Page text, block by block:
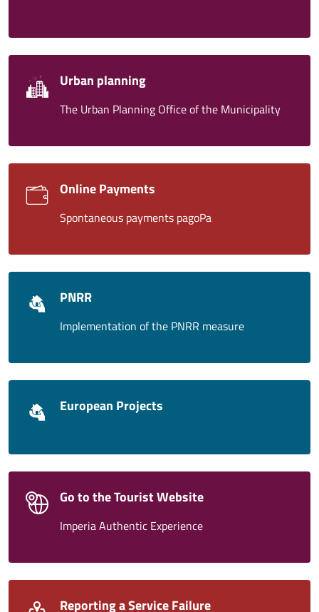
Urban planning
The Urban Planning Office of the Municipality
Online Payments
Spontaneous payments pagoPa
PNRR
Implementation of the PNRR measure
European Projects
Go to the Tourist Website
Imperia Authentic Experience
Reporting a Service Failure